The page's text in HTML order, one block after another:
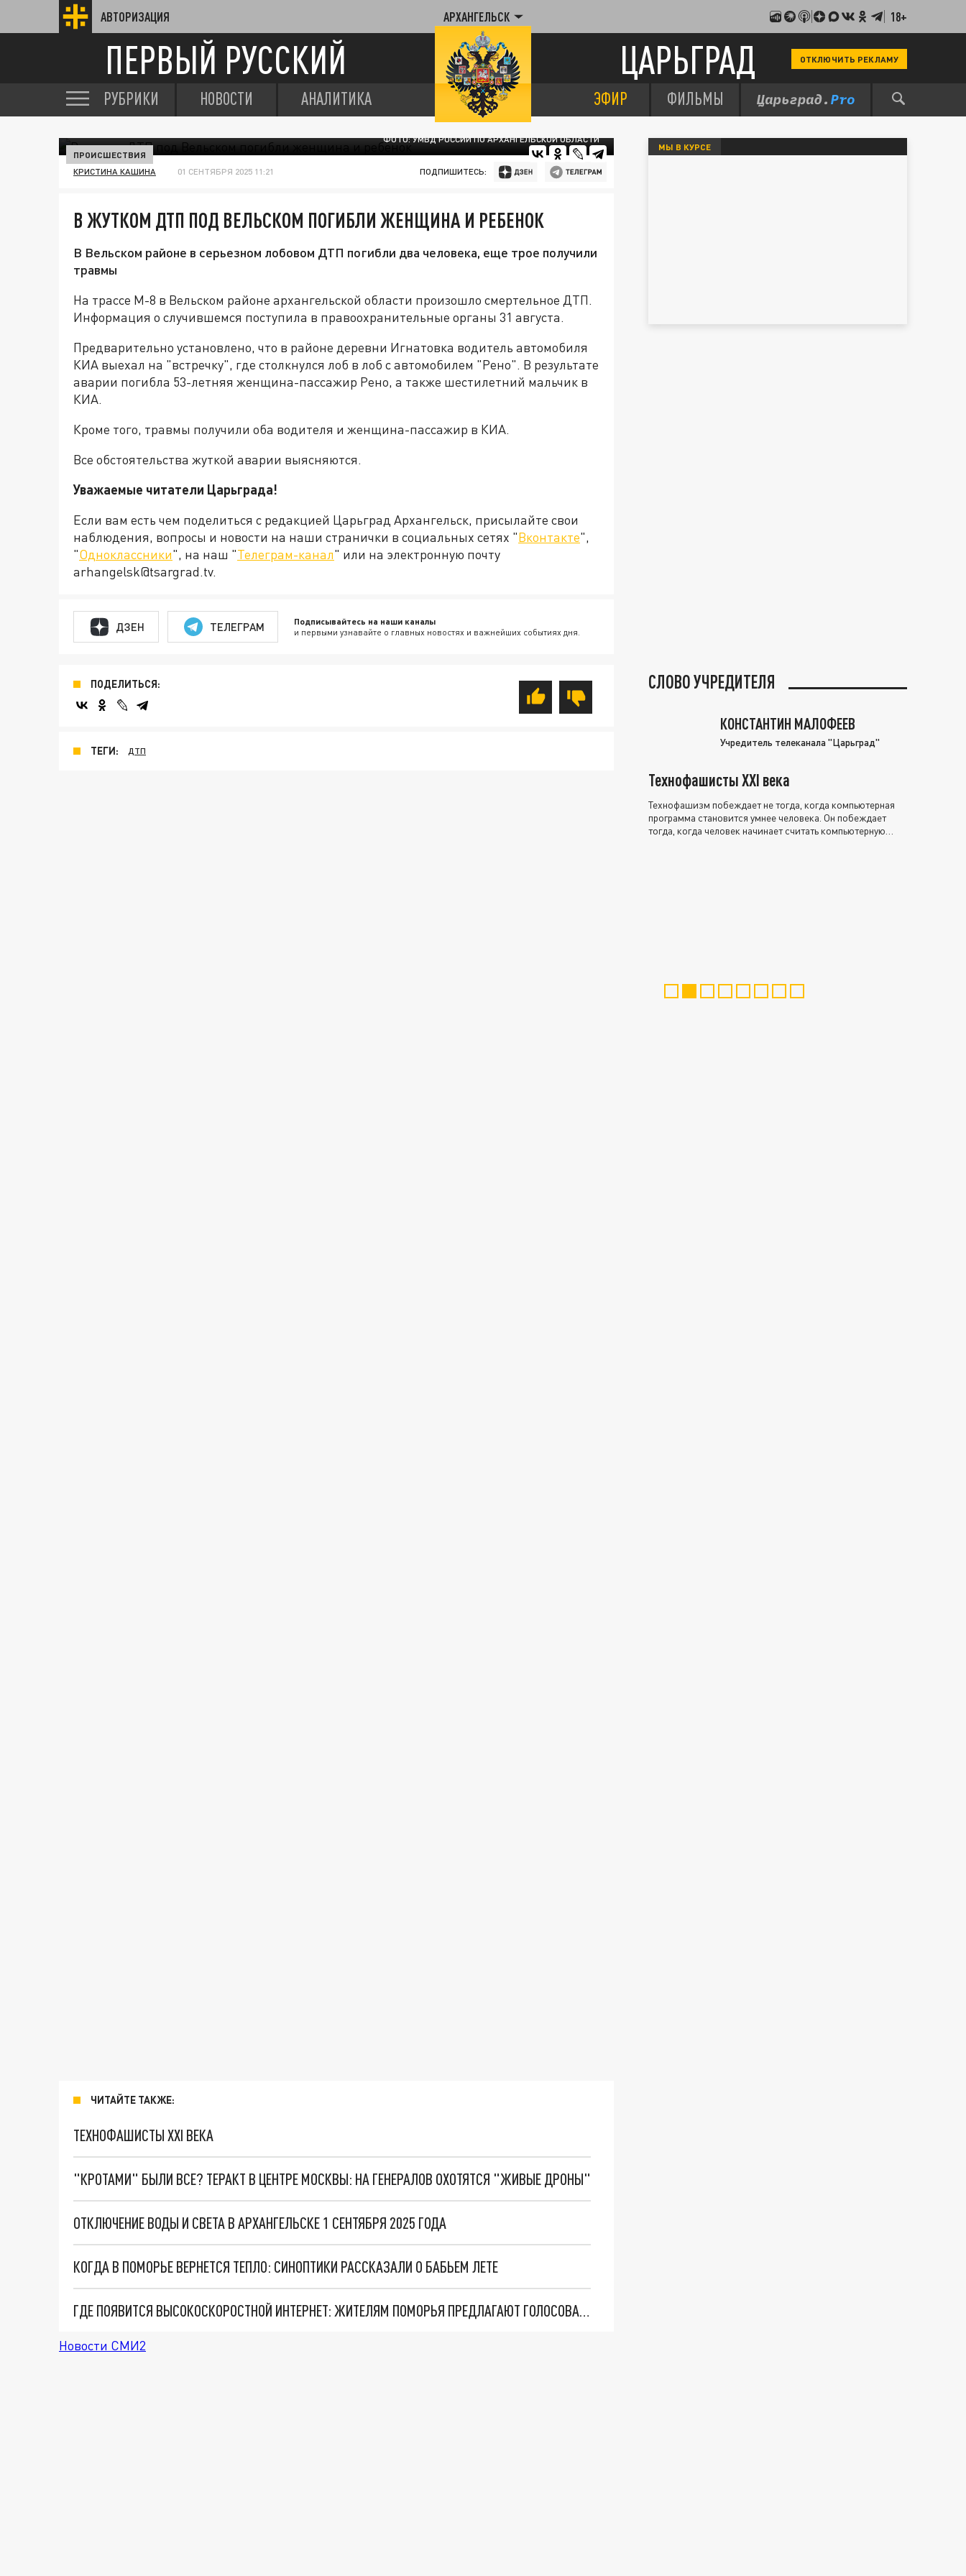
АВТОРИЗАЦИЯ АРХАНГЕЛЬСК 18+
ПЕРВЫЙ РУССКИЙ ЦАРЬГРАД ОТКЛЮЧИТЬ РЕКЛАМУ
РУБРИКИ НОВОСТИ АНАЛИТИКА ЭФИР ФИЛЬМЫ
ФОТО: УМВД РОССИИ ПО АРХАНГЕЛЬСКOЙ OБЛАСТИ
ПРОИСШЕСТВИЯ
КРИСТИНА КАШИНА 01 СЕНТЯБРЯ 2025 11:21 ПОДПИШИТЕСЬ:
В ЖУТКОМ ДТП ПОД ВЕЛЬСКОМ ПОГИБЛИ ЖЕНЩИНА И РЕБЕНОК
В Вельском районе в серьезном лобовом ДТП погибли два человека, еще трое получили
травмы
На трассе М-8 в Вельском районе архангельской области произошло смертельное ДТП.
Информация о случившемся поступила в правоохранительные органы 31 августа.
Предварительно установлено, что в районе деревни Игнатовка водитель автомобиля
КИА выехал на "встречку", где столкнулся лоб в лоб с автомобилем "Рено". В результате
аварии погибла 53-летняя женщина-пассажир Рено, а также шестилетний мальчик в
КИА.
Кроме того, травмы получили оба водителя и женщина-пассажир в КИА.
Все обстоятельства жуткой аварии выясняются.
Уважаемые читатели Царьграда!
Если вам есть чем поделиться с редакцией Царьград Архангельск, присылайте свои
наблюдения, вопросы и новости на наши странички в социальных сетях "Вконтакте",
"Одноклассники", на наш "Телеграм-канал" или на электронную почту
arhangelsk@tsargrad.tv.
ДЗЕН ТЕЛЕГРАМ Подписывайтесь на наши каналы
и первыми узнавайте о главных новостях и важнейших событиях дня.
ПОДЕЛИТЬСЯ:
ТЕГИ: ДТП
ЧИТАЙТЕ ТАКЖЕ:
ТЕХНОФАШИСТЫ XXI ВЕКА
"КРОТАМИ" БЫЛИ ВСЕ? ТЕРАКТ В ЦЕНТРЕ МОСКВЫ: НА ГЕНЕРАЛОВ ОХОТЯТСЯ "ЖИВЫЕ ДРОНЫ"
ОТКЛЮЧЕНИЕ ВОДЫ И СВЕТА В АРХАНГЕЛЬСКЕ 1 СЕНТЯБРЯ 2025 ГОДА
КОГДА В ПОМОРЬЕ ВЕРНЕТСЯ ТЕПЛО: СИНОПТИКИ РАССКАЗАЛИ О БАБЬЕМ ЛЕТЕ
ГДЕ ПОЯВИТСЯ ВЫСОКОСКОРОСТНОЙ ИНТЕРНЕТ: ЖИТЕЛЯМ ПОМОРЬЯ ПРЕДЛАГАЮТ ГОЛОСОВАНИЕ
Новости СМИ2
МЫ В КУРСЕ
СЛОВО УЧРЕДИТЕЛЯ
КОНСТАНТИН МАЛОФЕЕВ
Учредитель телеканала "Царьград"
Технофашисты XXI века
Технофашизм побеждает не тогда, когда компьютерная
программа становится умнее человека. Он побеждает
тогда, когда человек начинает считать компьютерную